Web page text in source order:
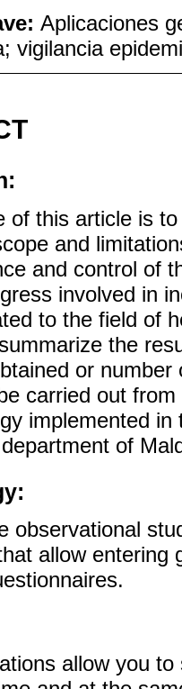
Aplicaciones
vigilancia
of this article is
and
and control of
involved in
to the field of
the
or
carried out
implemented
of
observational
allow entering
allow you